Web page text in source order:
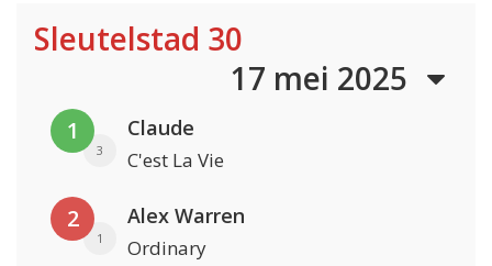
Sleutelstad 30
17 mei 2025
1
3
Claude
C'est La Vie
2
1
Alex Warren
Ordinary